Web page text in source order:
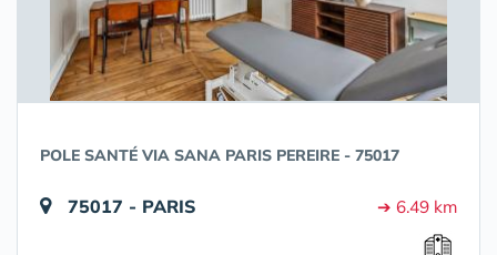
POLE SANTÉ VIA SANA PARIS PEREIRE - 75017
75017 - PARIS ➔ 6.49 km